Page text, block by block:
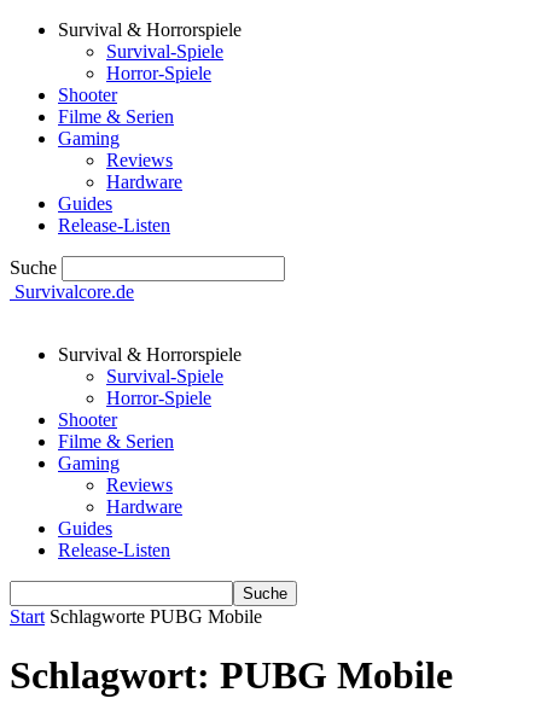
Survival & Horrorspiele
Survival-Spiele
Horror-Spiele
Shooter
Filme & Serien
Gaming
Reviews
Hardware
Guides
Release-Listen
Suche
Survivalcore.de
Survival & Horrorspiele
Survival-Spiele
Horror-Spiele
Shooter
Filme & Serien
Gaming
Reviews
Hardware
Guides
Release-Listen
Start Schlagworte PUBG Mobile
Schlagwort: PUBG Mobile